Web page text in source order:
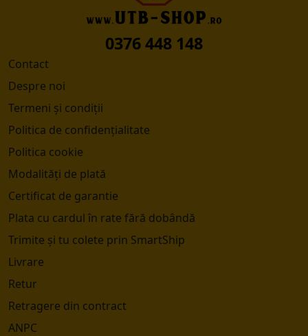
0376 448 148
Contact
Despre noi
Termeni și condiții
Politica de confidențialitate
Politica cookie
Modalități de plată
Certificat de garantie
Plata cu cardul în rate fără dobândă
Trimite și tu colete prin SmartShip
Livrare
Retur
Retragere din contract
ANPC